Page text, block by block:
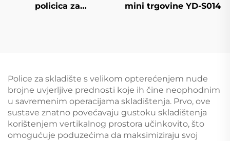
policica za
mini trgovine YD-S014
Police za skladište s velikom opterećenjem nude
brojne uvjerljive prednosti koje ih čine neophodnim
u savremenim operacijama skladištenja. Prvo, ove
sustave znatno povećavaju gustoku skladištenja
korištenjem vertikalnog prostora učinkovito, što
omogućuje poduzećima da maksimiziraju svoj